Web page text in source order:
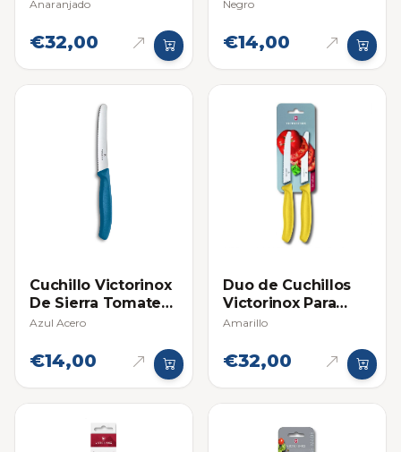
Anaranjado
€32,00
Negro
€14,00
Cuchillo Victorinox
De Sierra Tomatero
- Individual
Azul Acero
€14,00
Duo de Cuchillos
Victorinox Para
Tomate
Amarillo
€32,00